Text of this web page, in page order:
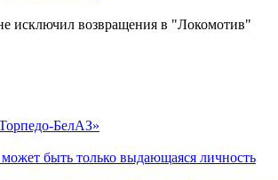
исключил возвращения в "Локомотив"
БелАЗ»
быть только выдающаяся личность